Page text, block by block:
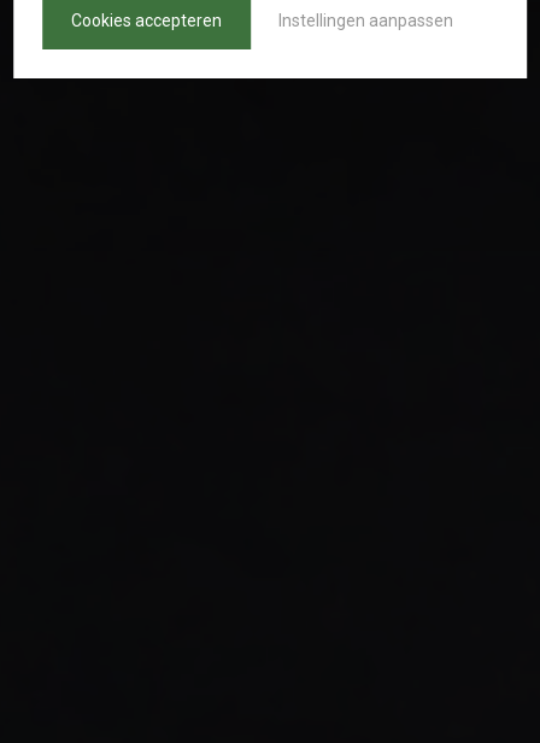
Cookies accepteren Instellingen aanpassen